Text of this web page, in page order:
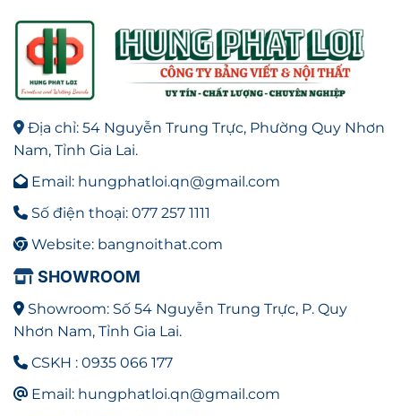
Địa chỉ: 54 Nguyễn Trung Trực, Phường Quy Nhơn
Nam, Tỉnh Gia Lai.
Email: hungphatloi.qn@gmail.com
Số điện thoại: 077 257 1111
Website: bangnoithat.com
SHOWROOM
Showroom: Số 54 Nguyễn Trung Trực, P. Quy
Nhơn Nam, Tỉnh Gia Lai.
CSKH : 0935 066 177
Email: hungphatloi.qn@gmail.com